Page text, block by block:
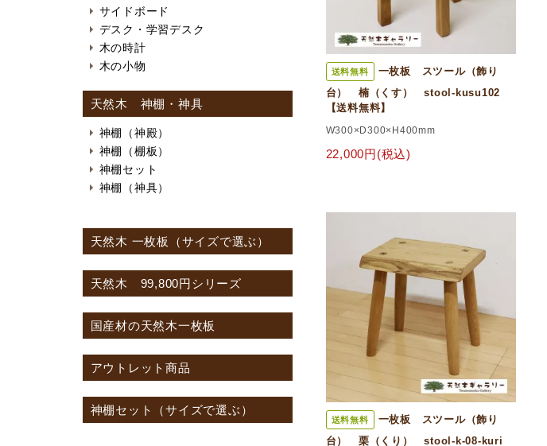
送料無料
一枚板 スツール（飾り
台） 楠（くす） stool-kusu102
【送料無料】
W300×D300×H400mm
22,000円(税込)
送料無料
一枚板 スツール（飾り
台） 栗（くり） stool-k-08-kuri
サイドボード
デスク・学習デスク
木の時計
木の小物
天然木 神棚・神具
神棚（神殿）
神棚（棚板）
神棚セット
神棚（神具）
天然木 一枚板（サイズで選ぶ）
天然木 99,800円シリーズ
国産材の天然木一枚板
アウトレット商品
神棚セット（サイズで選ぶ）